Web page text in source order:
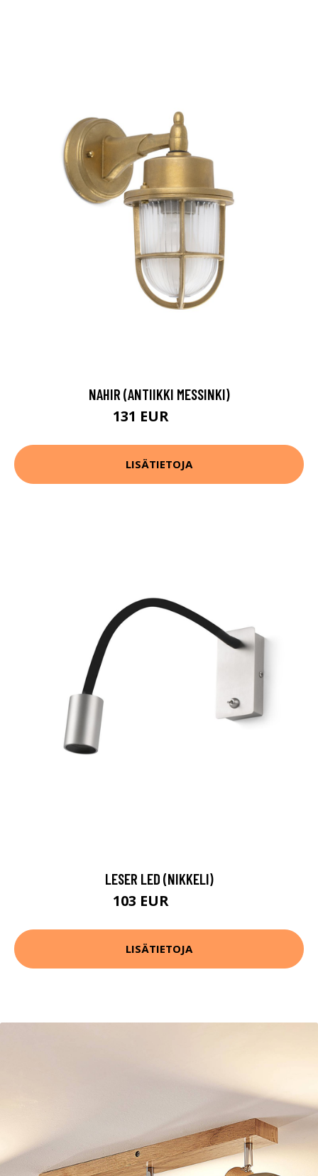
NAHIR (ANTIIKKI MESSINKI)
131 EUR
LISÄTIETOJA
LESER LED (NIKKELI)
103 EUR
LISÄTIETOJA